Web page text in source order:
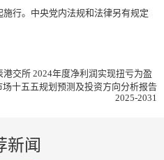
行。中央党内法规和法律另有规定
港交所 2024年度净利润实现扭亏为盈
十五五规划预测及投资方向分析报告
2025-2031
新闻